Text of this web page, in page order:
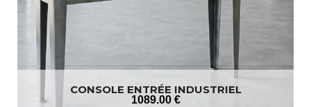
CONSOLE ENTRÉE INDUSTRIEL
1089.00 €